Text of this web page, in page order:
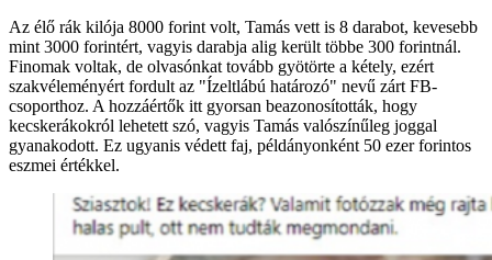
Az élő rák kilója 8000 forint volt, Tamás vett is 8 darabot, kevesebb
mint 3000 forintért, vagyis darabja alig került többe 300 forintnál.
Finomak voltak, de olvasónkat tovább gyötörte a kétely, ezért
szakvéleményért fordult az "Ízeltlábú határozó" nevű zárt FB-
csoporthoz. A hozzáértők itt gyorsan beazonosították, hogy
kecskerákokról lehetett szó, vagyis Tamás valószínűleg joggal
gyanakodott. Ez ugyanis védett faj, példányonként 50 ezer forintos
eszmei értékkel.